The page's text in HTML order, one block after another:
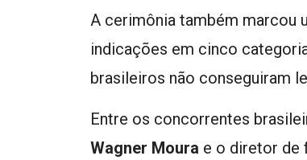
A cerimônia também marcou
indicações em cinco
brasileiros não conseguiram
Entre os concorrentes
Wagner Moura e o diretor de